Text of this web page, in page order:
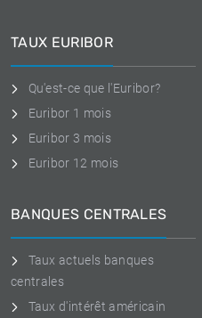
TAUX EURIBOR
Qu'est-ce que l'Euribor?
Euribor 1 mois
Euribor 3 mois
Euribor 12 mois
BANQUES CENTRALES
Taux actuels banques
centrales
Taux d'intérêt américain